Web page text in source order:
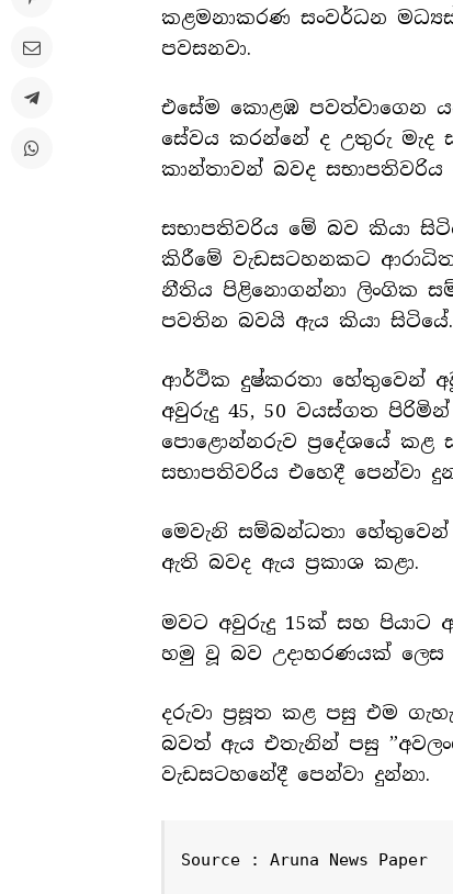
කළමනාකරණ සංවර්ධන
පවසනවා.
එසේම කොළඹ පවත්වාගෙන
සේවය කරන්නේ ද උතුරු
කාන්තාවන් බවද සභාපතිවරිය
සභාපතිවරිය මේ බව කියා
කිරීමේ වැඩසටහනකට
නීතිය පිළිනොගන්නා ලිංගික
පවතින බවයි ඇය කියා සිටියේ.
ආර්ථික දුෂ්කරතා හේතුවෙන්
අවුරුදු 45, 50 වයස්ගත
පොළොන්නරුව ප්‍රදේශයේ
සභාපතිවරිය එහෙදී පෙන්වා
මෙවැනි සම්බන්ධතා
ඇති බවද ඇය ප්‍රකාශ කළා.
මවට අවුරුදු 15ක් සහ පියාට
හමු වූ බව උදාහරණයක් ලෙස
දරුවා ප්‍රසූත කළ පසු එම
බවත් ඇය එතැනින් පසු
වැඩසටහනේදී පෙන්වා දුන්නා.
Source : Aruna News Paper